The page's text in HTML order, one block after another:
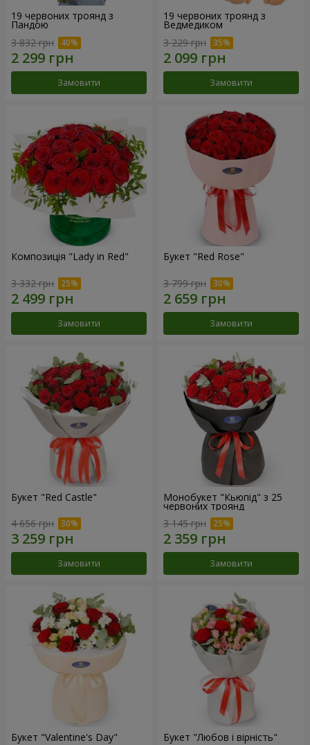
19 червоних троянд з
Пандою
3 832 грн
Замовити
19 червоних троянд з
Ведмедиком
3 229 грн
Замовити
Композиція "Lady in Red"
3 332 грн
Замовити
Букет "Red Rose"
3 799 грн
Замовити
Букет "Red Castle"
4 656 грн
Замовити
Монобукет "Кьюпід" з 25
червоних троянд
3 145 грн
Замовити
Букет "Valentine's Day" Букет "Любов і вірність"